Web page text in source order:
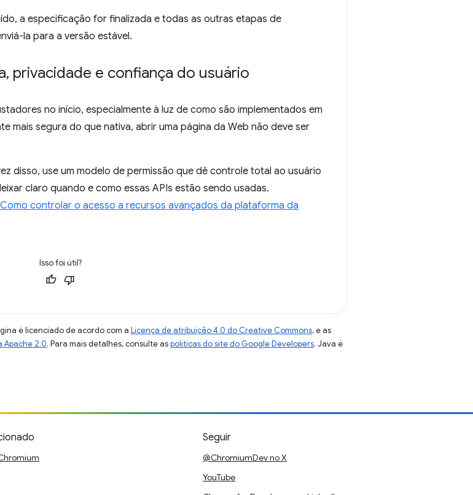
a especificação for finalizada e todas as outras etapas de
la para a versão estável.
, privacidade e confiança do usuário
no início, especialmente à luz de como são implementados em
mais segura do que nativa, abrir uma página da Web não deve ser
disso, use um modelo de permissão que dê controle total ao usuário
claro quando e como essas APIs estão sendo usadas.
Como controlar o acesso a recursos avançados da plataforma da
Isso foi útil?
é licenciado de acordo com a Licença de atribuição 4.0 do Creative Commons, e as
Apache 2.0. Para mais detalhes, consulte aspolíticas do site do Google Developers. Java é
Seguir
@ChromiumDev no X
YouTube